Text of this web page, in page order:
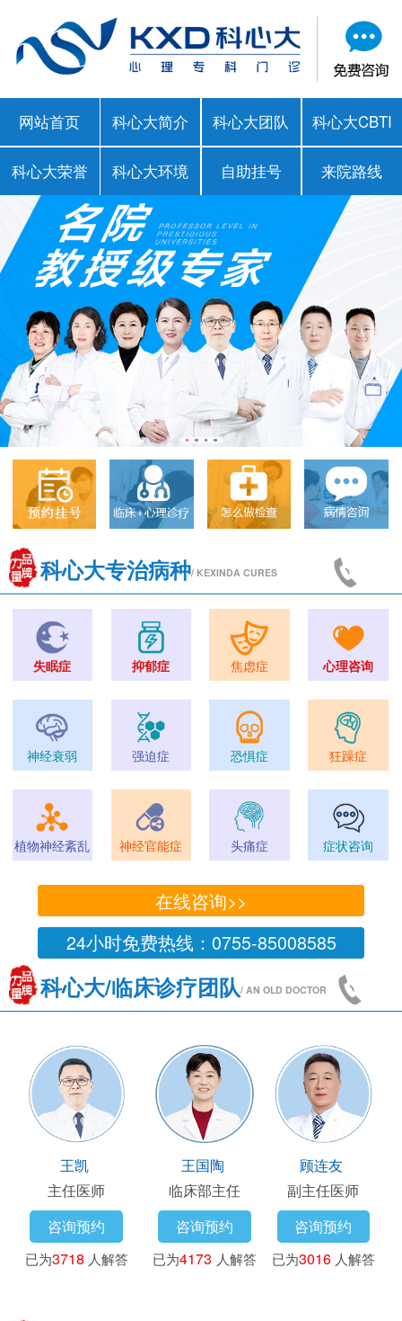
网站首页 科心大简介 科心大团队 科心大CBTI
科心大荣誉 科心大环境 自助挂号 来院路线
科心大专治病种/ KEXINDA CURES
失眠症 抑郁症 焦虑症 心理咨询
神经衰弱 强迫症 恐惧症 狂躁症
植物神经紊乱 神经官能症 头痛症 症状咨询
在线咨询>>
24小时免费热线：0755-85008585
科心大/临床诊疗团队/ AN OLD DOCTOR
王凯
主任医师
咨询预约
已为3718 人解答
王国陶
临床部主任
咨询预约
已为4173 人解答
顾连友
副主任医师
咨询预约
已为3016 人解答